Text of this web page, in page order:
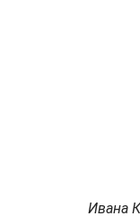
Ивана